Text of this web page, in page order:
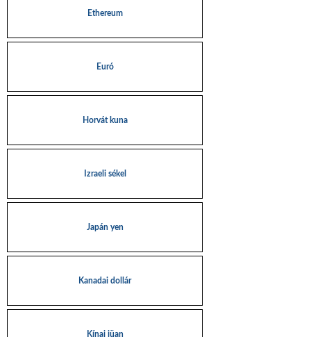
Ethereum
Euró
Horvát kuna
Izraeli sékel
Japán yen
Kanadai dollár
Kínai jüan